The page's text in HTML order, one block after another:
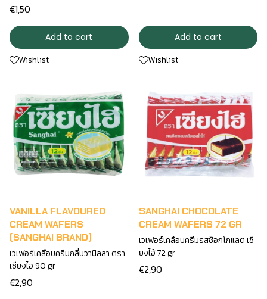
€1,50
Add to cart
Wishlist
Add to cart
Wishlist
VANILLA FLAVOURED
CREAM WAFERS
(SANGHAI BRAND)
เวเฟอร์เคลือบครีมกลิ่นวานิลลา ตรา
เซียงไฮ 90 gr
€2,90
SANGHAI CHOCOLATE
CREAM WAFERS 72 GR
เวเฟอร์เคลือบครีมรสช็อกโกแลต เซี
ยงไฮ้ 72 gr
€2,90